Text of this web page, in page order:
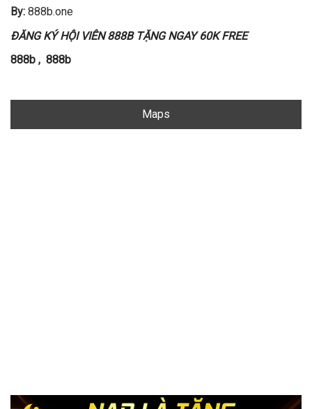
By: 888b.one
ĐĂNG KÝ HỘI VIÊN 888B TẶNG NGAY 60K FREE
888b , 888b
Maps